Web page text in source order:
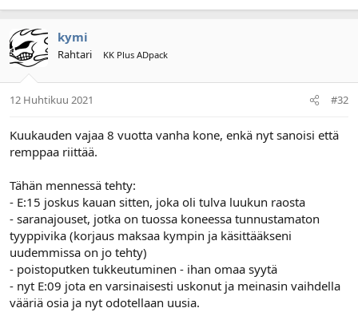
kymi
Rahtari KK Plus ADpack
12 Huhtikuu 2021 #32
Kuukauden vajaa 8 vuotta vanha kone, enkä nyt sanoisi että
remppaa riittää.
Tähän mennessä tehty:
- E:15 joskus kauan sitten, joka oli tulva luukun raosta
- saranajouset, jotka on tuossa koneessa tunnustamaton
tyyppivika (korjaus maksaa kympin ja käsittääkseni
uudemmissa on jo tehty)
- poistoputken tukkeutuminen - ihan omaa syytä
- nyt E:09 jota en varsinaisesti uskonut ja meinasin vaihdella
vääriä osia ja nyt odotellaan uusia.